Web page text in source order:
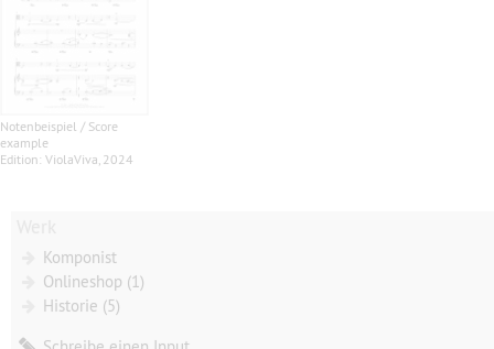
Notenbeispiel / Score
example
Edition: ViolaViva, 2024
Komponist
Onlineshop (1)
Historie (5)